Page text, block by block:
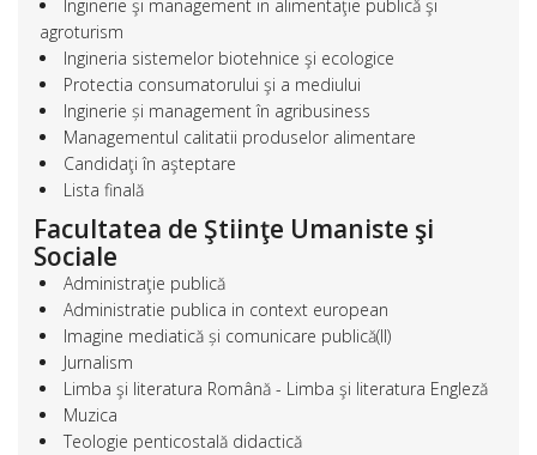
Inginerie şi management in alimentaţie publică şi
agroturism
Ingineria sistemelor biotehnice şi ecologice
Protectia consumatorului şi a mediului
Inginerie și management în agribusiness
Managementul calitatii produselor alimentare
Candidaţi în aşteptare
Lista finală
Facultatea de Ştiinţe Umaniste şi
Sociale
Administraţie publică
Administratie publica in context european
Imagine mediatică și comunicare publică(II)
Jurnalism
Limba şi literatura Română - Limba şi literatura Engleză
Muzica
Teologie penticostală didactică